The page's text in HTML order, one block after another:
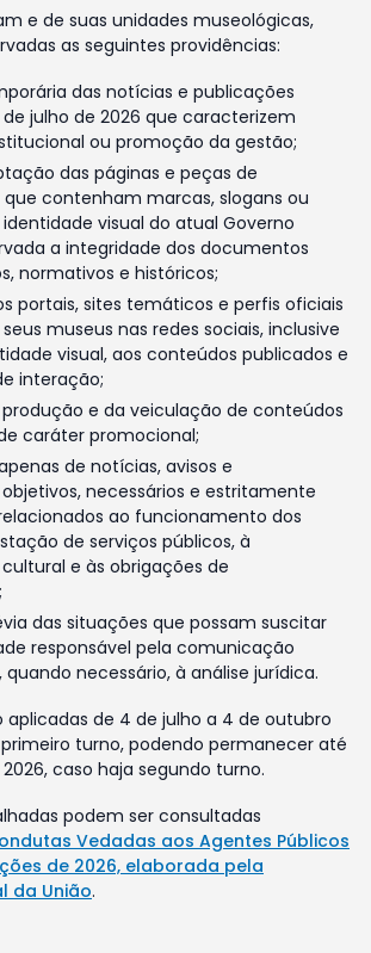
e de suas unidades museológicas,
as seguintes providências:
das notícias e publicações
julho de 2026 que caracterizem
ou promoção da gestão;
das páginas e peças de
contenham marcas, slogans ou
visual do atual Governo
a integridade dos documentos
normativos e históricos;
portais, sites temáticos e perfis oficiais
museus nas redes sociais, inclusive
visual, aos conteúdos publicados e
interação;
e da veiculação de conteúdos
caráter promocional;
de notícias, avisos e
necessários e estritamente
ao funcionamento dos
de serviços públicos, à
e às obrigações de
das situações que possam suscitar
responsável pela comunicação
necessário, à análise jurídica.
aplicadas de 4 de julho a 4 de outubro
turno, podendo permanecer até
caso haja segundo turno.
podem ser consultadas
Vedadas aos Agentes Públicos
de 2026, elaborada pela
da União.